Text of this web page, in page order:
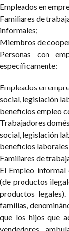
Empleados en
Familiares de
informales;
Miembros de
Personas con
específicamente:
Empleados en
social, legislación
beneficios empleo
Trabajadores
social, legislación
beneficios laborales;
Familiares de
El Empleo
(de productos
productos
familias,
que los hijos que
vendedores